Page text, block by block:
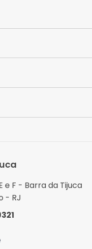
e F - Barra da Tijuca
- RJ